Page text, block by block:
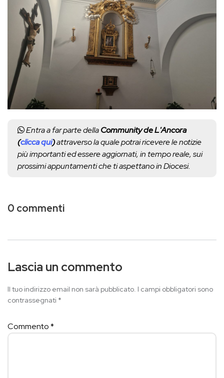
Entra a far parte dellaCommunity de L'Ancora
(clicca qui)attraverso la quale potrai ricevere le notizie
più importanti ed essere aggiornati, in tempo reale, sui
prossimi appuntamenti che ti aspettano in Diocesi.
0 commenti
Lascia un commento
Il tuo indirizzo email non sarà pubblicato. I campi obbligatori sono
contrassegnati *
Commento*